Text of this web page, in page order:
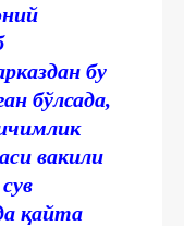
бу
бўлсада,
вакили
қайта